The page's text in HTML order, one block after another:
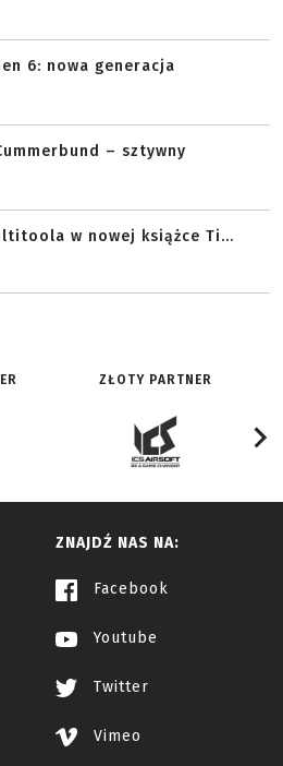
6: nowa generacja
– sztywny
w nowej książce Ti...
ZŁOTY PARTNER
ZNAJDŹ NAS NA:
Facebook
Youtube
Twitter
Vimeo